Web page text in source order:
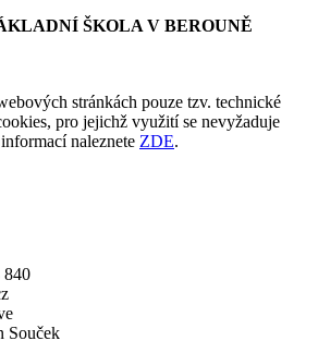
ŠKOLA V BEROUNĚ
stránkách pouze tzv. technické
pro jejichž využití se nevyžaduje
naleznete ZDE.
840
Souček